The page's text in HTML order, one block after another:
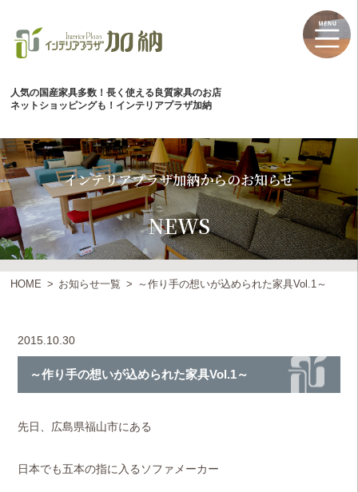
人気の国産家具多数！長く使える良質家具のお店
ネットショッピングも！インテリアプラザ加納
インテリアプラザ加納からのお知らせ
NEWS
HOME お知らせ一覧 ～作り手の想いが込められた家具Vol.1～
2015.10.30
～作り手の想いが込められた家具Vol.1～
先日、広島県福山市にある
日本でも五本の指に入る ソファメーカー